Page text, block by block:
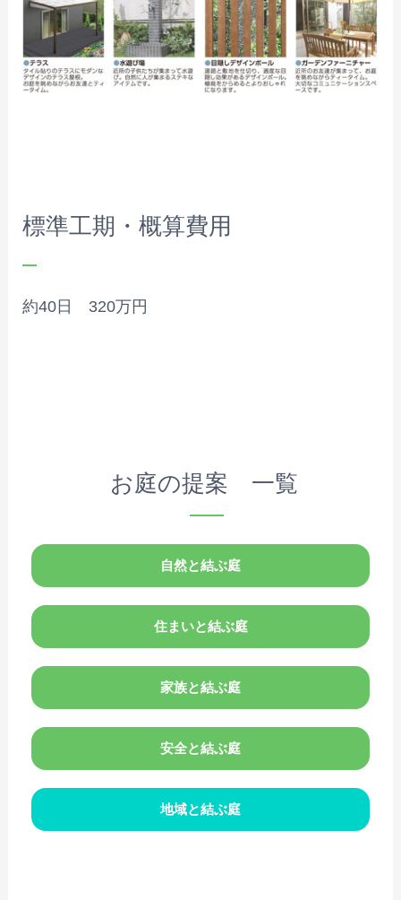
標準工期・概算費用
約40日 320万円
お庭の提案 一覧
自然と結ぶ庭
住まいと結ぶ庭
家族と結ぶ庭
安全と結ぶ庭
地域と結ぶ庭